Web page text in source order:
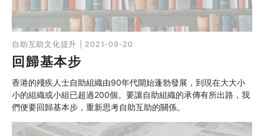
自助互助文化提升 | 2021-09-20
回歸基本步
香港的殘疾人士自助組織由90年代開始蓬勃發展，到現在大大小
小的組織或小組已超過200個。要讓自助組織的承傳有所出路，我
們便要回歸基本步，重新思考自助互助的關係。